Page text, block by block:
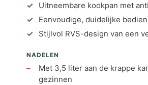
Uitneembare kookpan met
Eenvoudige, duidelijke
Stijlvol RVS-design van een
NADELEN
Met 3,5 liter aan de krappe
gezinnen